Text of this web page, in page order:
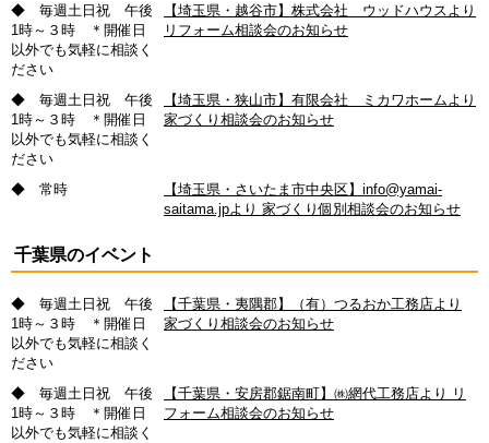
◆ 毎週土日祝 午後
1時～３時 ＊開催日
以外でも気軽に相談く
ださい
【埼玉県・越谷市】株式会社 ウッドハウスより
リフォーム相談会のお知らせ
◆ 毎週土日祝 午後
1時～３時 ＊開催日
以外でも気軽に相談く
ださい
【埼玉県・狭山市】有限会社 ミカワホームより
家づくり相談会のお知らせ
◆ 常時
【埼玉県・さいたま市中央区】info@yamai-
saitama.jpより 家づくり個別相談会のお知らせ
千葉県のイベント
◆ 毎週土日祝 午後
1時～３時 ＊開催日
以外でも気軽に相談く
ださい
【千葉県・夷隅郡】（有）つるおか工務店より
家づくり相談会のお知らせ
◆ 毎週土日祝 午後
1時～３時 ＊開催日
以外でも気軽に相談く
【千葉県・安房郡鋸南町】㈱網代工務店より リ
フォーム相談会のお知らせ